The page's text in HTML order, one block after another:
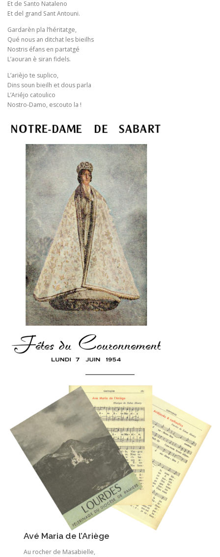
Et de Santo Nataleno
Et del grand Sant Antouni.
Gardarèn pla l’héritatge,
Qué nous an ditchat les bieilhs
Nostris éfans en partatgé
L’aouran è siran fidels.
L’arièjo te suplico,
Dins soun bieilh et dous parla
L’Ariéjo catoulico
Nostro-Damo, escouto la !
Avé Maria de l’Ariège
Au rocher de Masabielle,